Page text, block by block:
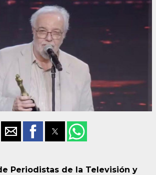
Periodistas de la Televisión y